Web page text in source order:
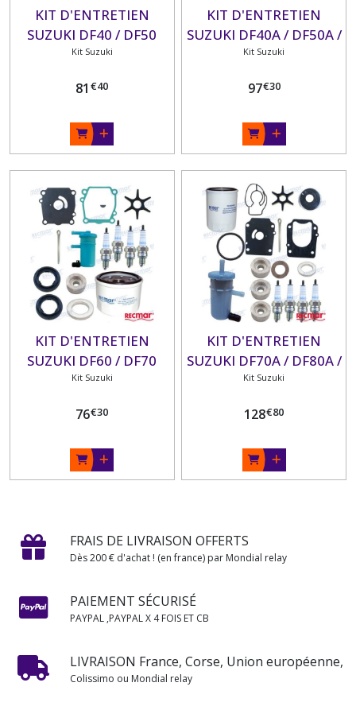
KIT D'ENTRETIEN
SUZUKI DF40 / DF50
(2006-10)
Kit Suzuki
81 €40
KIT D'ENTRETIEN
SUZUKI DF40A / DF50A /
DF60A (2010+)
Kit Suzuki
97€30
KIT D'ENTRETIEN
SUZUKI DF60 / DF70
(1997-07)
Kit Suzuki
76€30
KIT D'ENTRETIEN
SUZUKI DF70A / DF80A /
DF90A
Kit Suzuki
128€80
FRAIS DE LIVRAISON OFFERTS
Dès 200 € d'achat ! (en france) par Mondial relay
PAIEMENT SÉCURISÉ
PAYPAL ,PAYPAL X 4 FOIS ET CB
LIVRAISON France, Corse, Union européenne,
Colissimo ou Mondial relay